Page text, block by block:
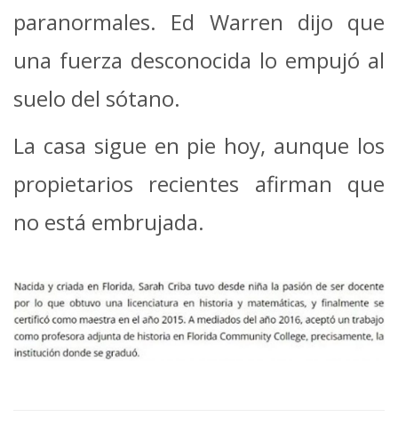
paranormales. Ed Warren dijo que
una fuerza desconocida lo empujó al
suelo del sótano.
La casa sigue en pie hoy, aunque los
propietarios recientes afirman que
no está embrujada.